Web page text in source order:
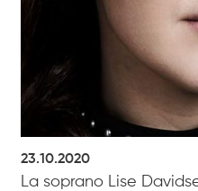
23.10.2020
La soprano Lise